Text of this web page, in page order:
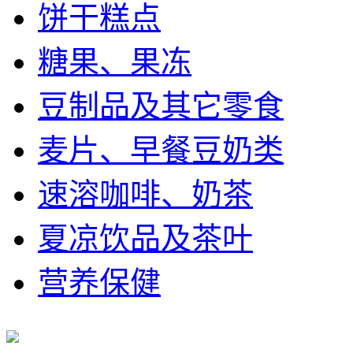
饼干糕点
糖果、果冻
豆制品及其它零食
麦片、早餐豆奶类
速溶咖啡、奶茶
夏凉饮品及茶叶
营养保健